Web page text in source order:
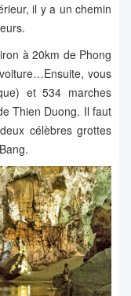
il y a un chemin
à 20km de Phong
vous
et 534 marches
Thien Duong. Il faut
célèbres grottes